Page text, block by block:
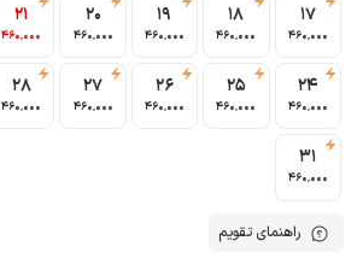
17
460٬000
18
460٬000
19
460٬000
20
460٬000
21
460٬000
24
460٬000
25
460٬000
26
460٬000
27
460٬000
28
460٬000
31
460٬000
راهنمای تقویم